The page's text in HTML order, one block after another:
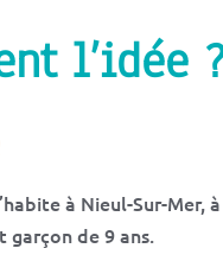
l’idée
à Nieul-Sur-Mer,
garçon de 9 ans.